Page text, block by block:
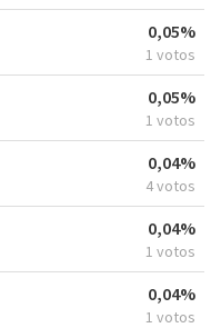
0,05%
1 votos
0,05%
1 votos
0,04%
4 votos
0,04%
1 votos
0,04%
1 votos